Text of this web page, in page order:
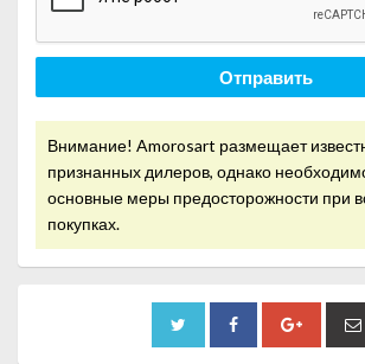
Отправить
Внимание! Amorosart размещает
признанных дилеров, однако
основные меры предосторожности при
покупках.